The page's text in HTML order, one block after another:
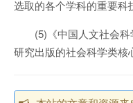
选取的各个学科的重要科
(5)《中国人文社会
研究出版的社会科学类核